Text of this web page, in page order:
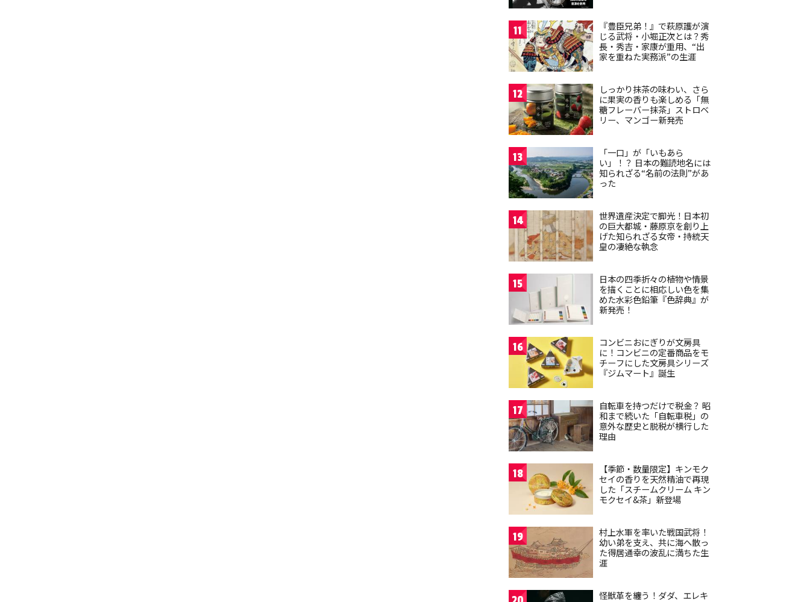
11
『豊臣兄弟！』で萩原護が演
じる武将・小堀正次とは？秀
長・秀吉・家康が重用、“出
家を重ねた実務派”の生涯
12
しっかり抹茶の味わい、さら
に果実の香りも楽しめる「無
糖フレーバー抹茶」ストロベ
リー、マンゴー新発売
13
「一口」が「いもあら
い」！？ 日本の難読地名には
知られざる“名前の法則”があ
った
14
世界遺産決定で脚光！日本初
の巨大都城・藤原京を創り上
げた知られざる女帝・持統天
皇の凄絶な執念
15
日本の四季折々の植物や情景
を描くことに相応しい色を集
めた水彩色鉛筆『色辞典』が
新発売！
16
コンビニおにぎりが文房具
に！コンビニの定番商品をモ
チーフにした文房具シリーズ
『ジムマート』誕生
17
自転車を持つだけで税金？ 昭
和まで続いた「自転車税」の
意外な歴史と脱税が横行した
理由
18
【季節・数量限定】キンモク
セイの香りを天然精油で再現
した「スチームクリーム キン
モクセイ&茶」新登場
19
村上水軍を率いた戦国武将！
幼い弟を支え、共に海へ散っ
た得居通幸の波乱に満ちた生
涯
怪獣革を纏う！ダダ、エレキ